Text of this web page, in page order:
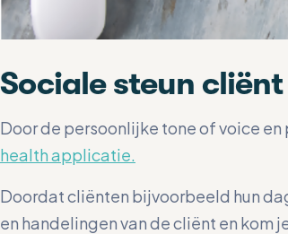
Sociale steun cliënt
Door de persoonlijke tone of voice
health applicatie.
Doordat cliënten bijvoorbeeld hun
en handelingen van de cliënt en kom